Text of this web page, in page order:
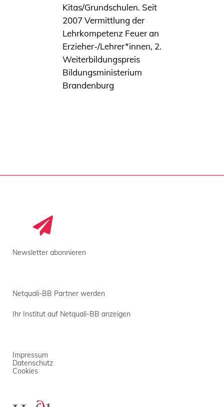
Kitas/Grundschulen. Seit
2007 Vermittlung der
Lehrkompetenz Feuer an
Erzieher-/Lehrer*innen, 2.
Weiterbildungspreis
Bildungsministerium
Brandenburg
Newsletter abonnieren
Netquali-BB Partner werden
Ihr Institut auf Netquali-BB anzeigen
Impressum
Datenschutz
Cookies